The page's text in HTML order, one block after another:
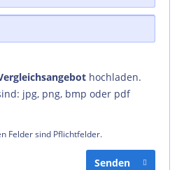
hochladen.
jpg, png, bmp oder pdf
Felder sind Pflichtfelder.
Senden